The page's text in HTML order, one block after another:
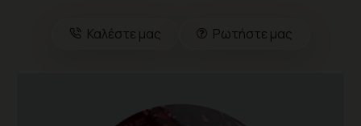
Καλέστε μας Ρωτήστε μας